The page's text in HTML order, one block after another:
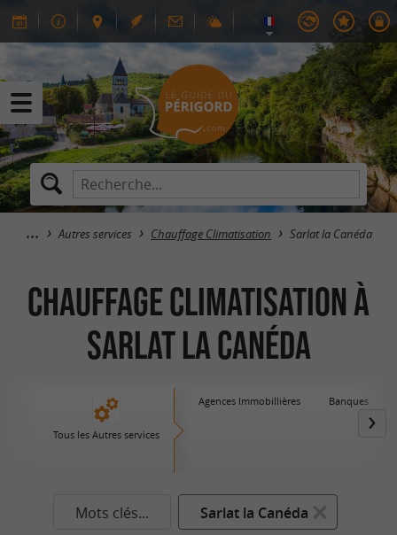
Autres services Chauffage Climatisation Sarlat la Canéda
Chauffage Climatisation à
Sarlat la Canéda
Tous les Autres services
Agences Immobillières Banques
Mots clés... Sarlat la Canéda